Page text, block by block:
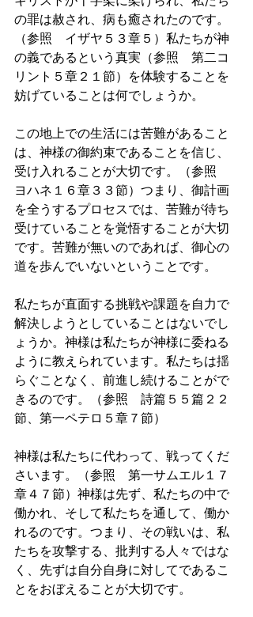
の罪は赦され、病も癒されたのです。
（参照　イザヤ５３章５）私たちが神
の義であるという真実（参照　第二コ
リント５章２１節）を体験することを
妨げていることは何でしょうか。
この地上での生活には苦難があること
は、神様の御約束であることを信じ、
受け入れることが大切です。（参照
ヨハネ１６章３３節）つまり、御計画
を全うするプロセスでは、苦難が待ち
受けていることを覚悟することが大切
です。苦難が無いのであれば、御心の
道を歩んでいないということです。
私たちが直面する挑戦や課題を自力で
解決しようとしていることはないでし
ょうか。神様は私たちが神様に委ねる
ように教えられています。私たちは揺
らぐことなく、前進し続けることがで
きるのです。（参照　詩篇５５篇２２
節、第一ペテロ５章７節）
神様は私たちに代わって、戦ってくだ
さいます。（参照　第一サムエル１７
章４７節）神様は先ず、私たちの中で
働かれ、そして私たちを通して、働か
れるのです。つまり、その戦いは、私
たちを攻撃する、批判する人々ではな
く、先ずは自分自身に対してであるこ
とをおぼえることが大切です。